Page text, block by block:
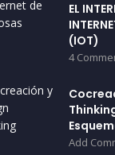
EL
(IOT)
4
Add